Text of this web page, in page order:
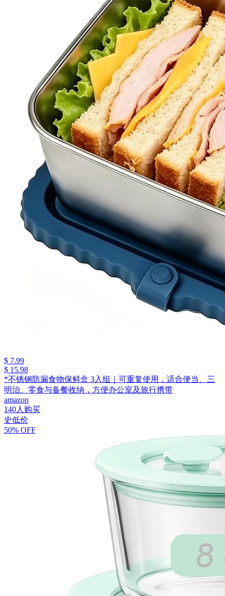
$ 7.99
$ 15.98
*不锈钢防漏食物保鲜盒 3入组｜可重复使用，适合便当、三
明治、零食与备餐收纳，方便办公室及旅行携带
amazon
140人购买
史低价
50% OFF